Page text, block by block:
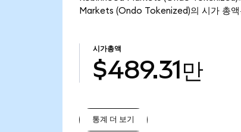
Markets (Ondo Tokenized)의 시가 총액
시가총액
$489.31만
통계 더 보기